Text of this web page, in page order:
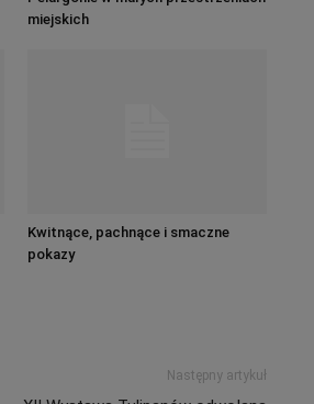
miejskich
Kwitnące, pachnące i smaczne
pokazy
Następny artykuł